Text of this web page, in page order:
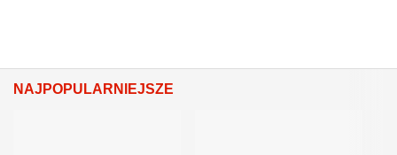
NAJPOPULARNIEJSZE